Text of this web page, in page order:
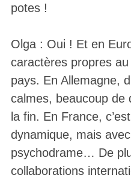
potes !
Olga : Oui ! Et en
caractères propres
pays. En Allemagne,
calmes, beaucoup de
la fin. En France,
dynamique, mais
psychodrame… De
collaborations